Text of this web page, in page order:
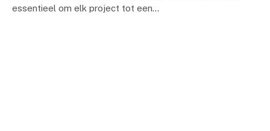
essentieel om elk project tot een…